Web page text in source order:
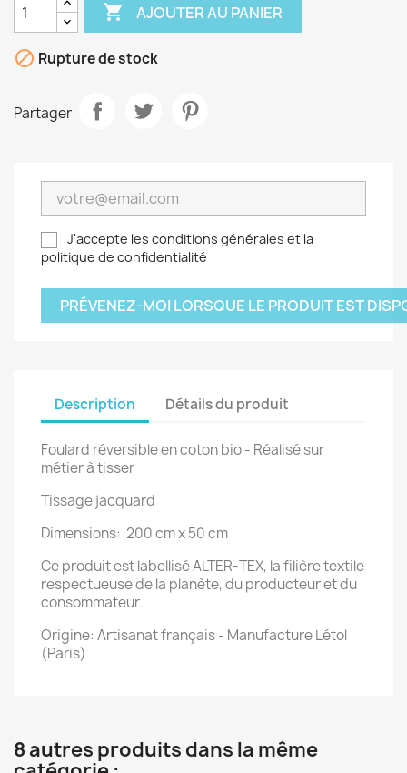
 AJOUTER AU PANIER
 Rupture de stock
Partager
J'accepte les conditions générales et la
politique de confidentialité
PRÉVENEZ-MOI LORSQUE LE PRODUIT EST
Description Détails du produit
Foulard réversible en coton bio - Réalisé sur
métier à tisser
Tissage jacquard
Dimensions: 200 cm x 50 cm
Ce produit est labellisé ALTER-TEX, la filière textile
respectueuse de la planète, du producteur et du
consommateur.
Origine: Artisanat français - Manufacture Létol
(Paris)
8 autres produits dans la même